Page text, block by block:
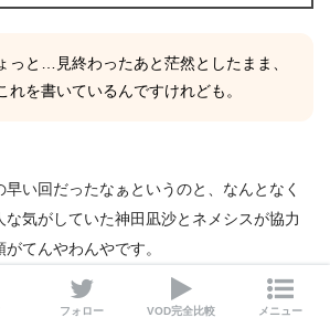
っと…見終わったあと茫然としたまま、
れを書いているんですけれども。
い回だったなぁというのと、なんとなく
気がしていた神田凪沙とネメシスが協力
てんやわんやです。
アンナが“入る”のが早かったけど、直後に解
フォロー VOD完全比較 メニュー